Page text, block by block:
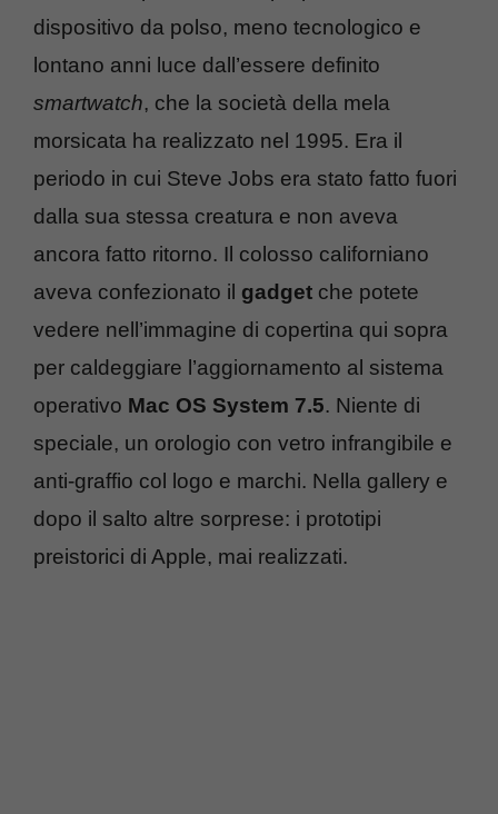
dispositivo da polso, meno tecnologico e
lontano anni luce dall’essere definito
smartwatch, che la società della mela
morsicata ha realizzato nel 1995. Era il
periodo in cui Steve Jobs era stato fatto fuori
dalla sua stessa creatura e non aveva
ancora fatto ritorno. Il colosso californiano
aveva confezionato il gadget che potete
vedere nell’immagine di copertina qui sopra
per caldeggiare l’aggiornamento al sistema
operativo Mac OS System 7.5. Niente di
speciale, un orologio con vetro infrangibile e
anti-graffio col logo e marchi. Nella gallery e
dopo il salto altre sorprese: i prototipi
preistorici di Apple, mai realizzati.